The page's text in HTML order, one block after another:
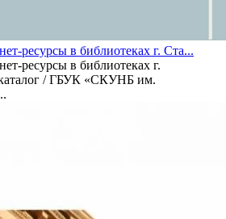
ресурсы в библиотеках г. Ста...
ресурсы в библиотеках г.
/ ГБУК «СКУНБ им.